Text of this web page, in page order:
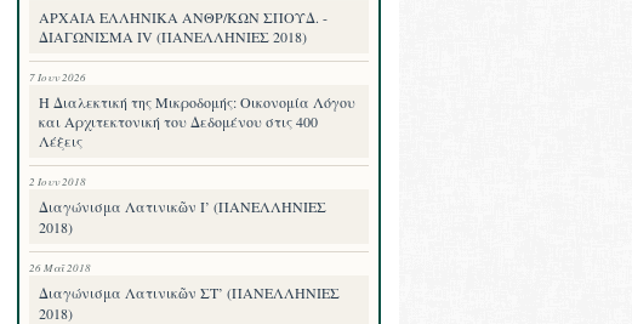
ΑΡΧΑΙΑ ΕΛΛΗΝΙΚΑ ΑΝΘΡ/ΚΩΝ ΣΠΟΥΔ. -
ΔΙΑΓΩΝΙΣΜΑ IV (ΠΑΝΕΛΛΗΝΙΕΣ 2018)
7 Ιουν 2026
Η Διαλεκτική της Μικροδομής: Οικονομία Λόγου
και Αρχιτεκτονική του Δεδομένου στις 400
Λέξεις
2 Ιουν 2018
Διαγώνισμα Λατινικῶν Ι’ (ΠΑΝΕΛΛΗΝΙΕΣ
2018)
26 Μαΐ 2018
Διαγώνισμα Λατινικῶν ΣΤ’ (ΠΑΝΕΛΛΗΝΙΕΣ
2018)